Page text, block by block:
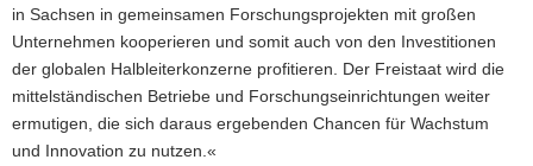
in Sachsen in gemeinsamen Forschungsprojekten mit großen
Unternehmen kooperieren und somit auch von den Investitionen
der globalen Halbleiterkonzerne profitieren. Der Freistaat wird die
mittelständischen Betriebe und Forschungseinrichtungen weiter
ermutigen, die sich daraus ergebenden Chancen für Wachstum
und Innovation zu nutzen.«